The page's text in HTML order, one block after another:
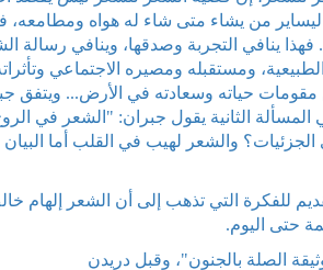
من يشاء متى شاء له هواه ومطامعه،
ينافي التجربة وصدقها، وينافي رسالة
ومستقبله ومصيره الاجتماعي
حياته وسعادته في الأرض... ويتفق
الثانية يقول جبران: "الشعر في
والشعر لهيب في القلب أما
للفكرة التي تذهب إلى أن الشعر إلهام
حتى اليوم.
الصلة بالجنون"، وقبل دريدن